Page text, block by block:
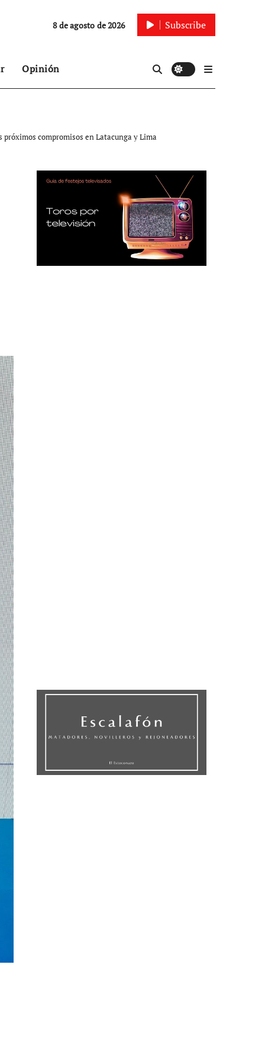
8 de agosto de 2026 Subscribe
Opinión
compromisos en Latacunga y Lima